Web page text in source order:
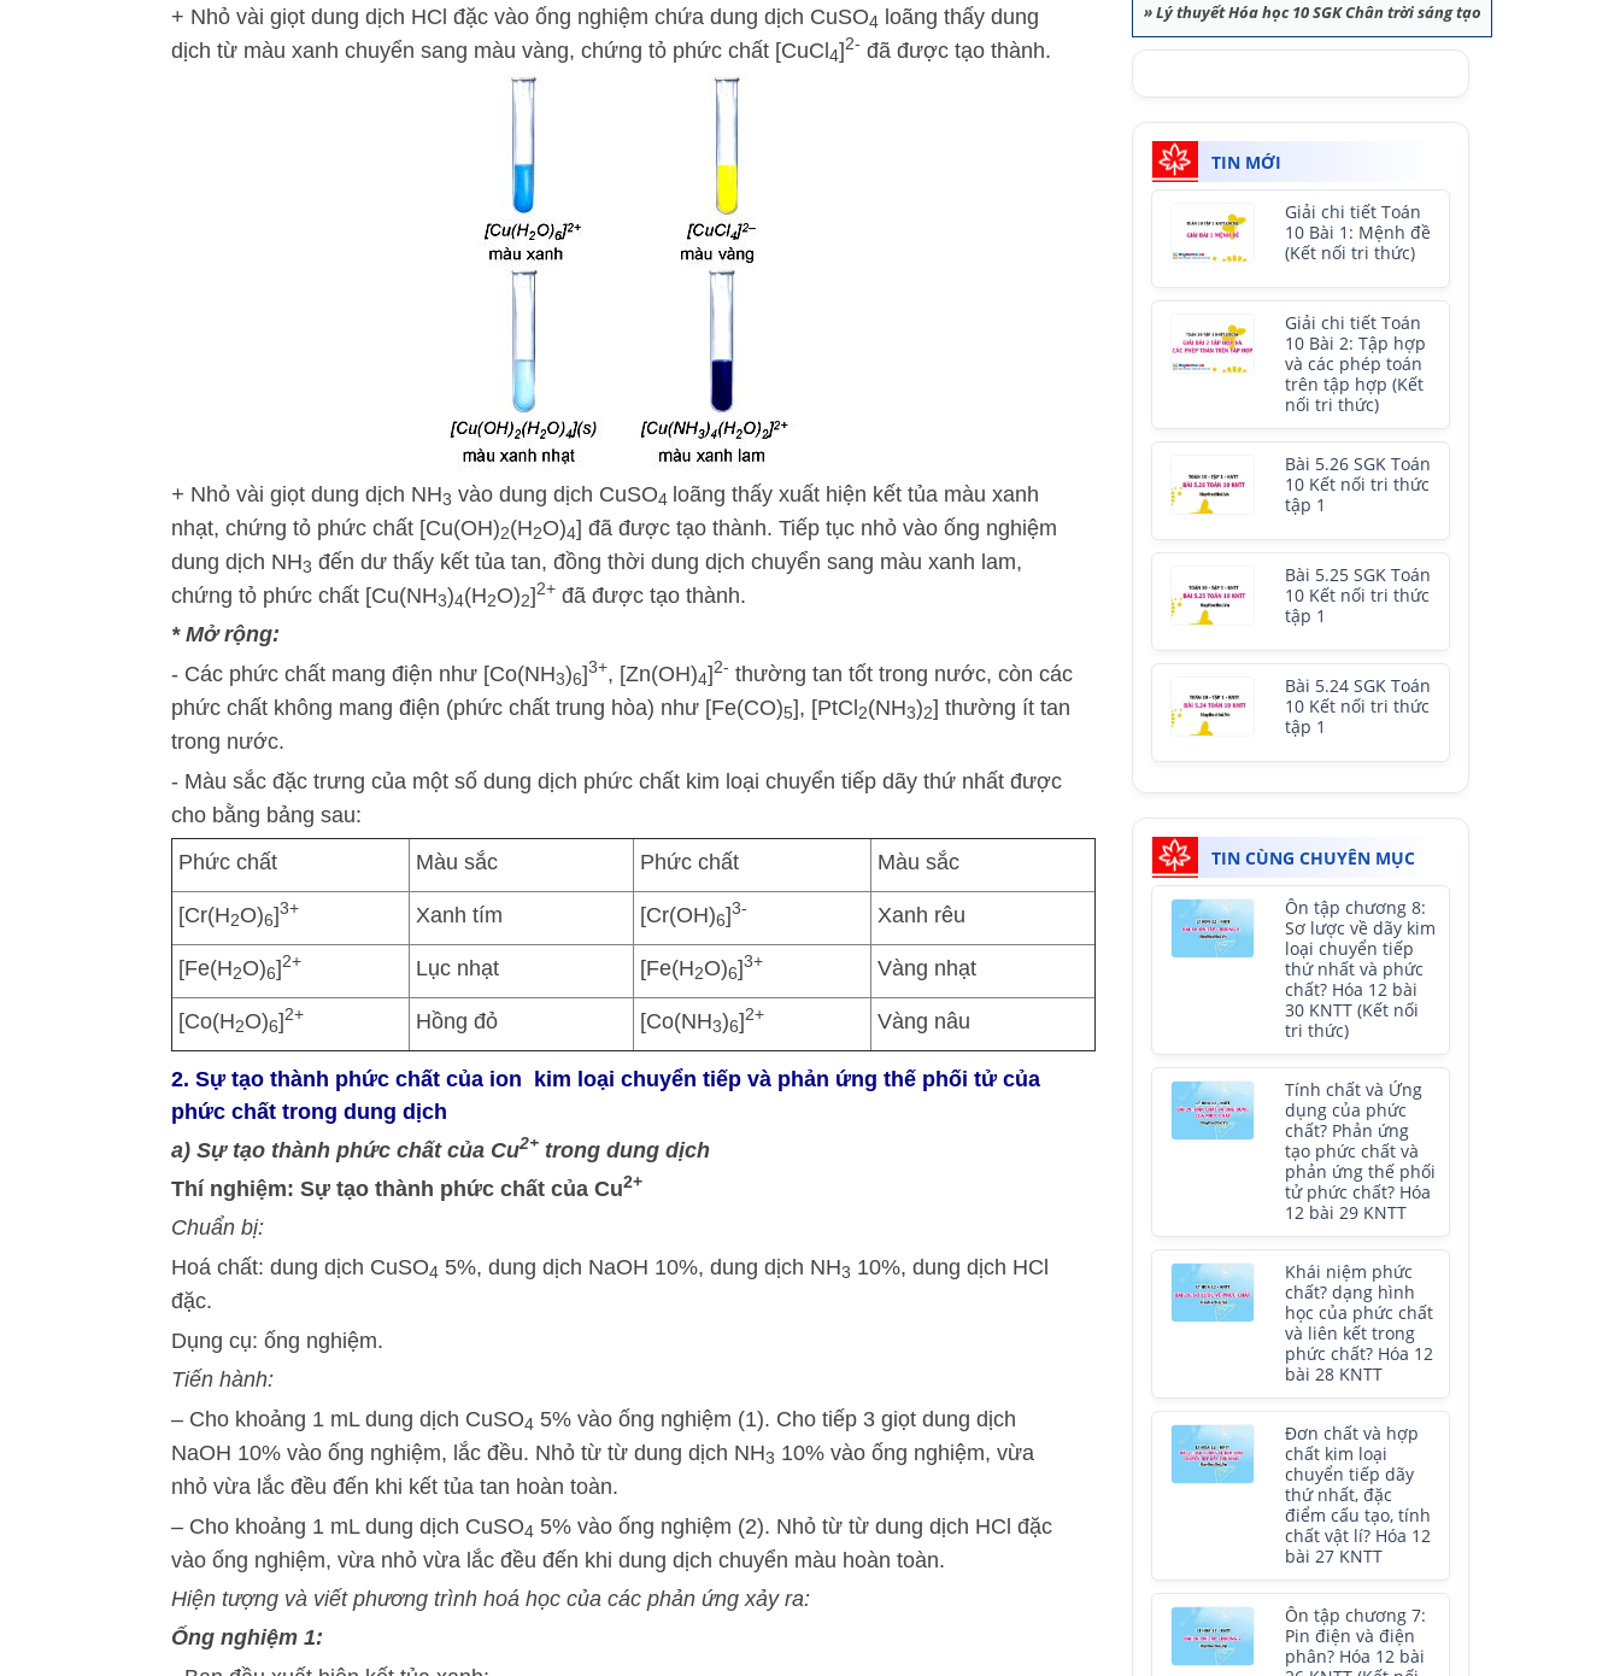
+ Nhỏ vài giọt dung dịch HCl đặc vào ống nghiệm chứa dung dịch CuSO4 loãng thấy dung
dịch từ màu xanh chuyển sang màu vàng, chứng tỏ phức chất [CuCl 4]2- đã được tạo thành.
+ Nhỏ vài giọt dung dịch NH3 vào dung dịch CuSO4 loãng thấy xuất hiện kết tủa màu xanh
nhạt, chứng tỏ phức chất [Cu(OH)2(H2O)4] đã được tạo thành. Tiếp tục nhỏ vào ống nghiệm
dung dịch NH3 đến dư thấy kết tủa tan, đồng thời dung dịch chuyển sang màu xanh lam,
chứng tỏ phức chất [Cu(NH3)4(H2O)2]2+ đã được tạo thành.
* Mở rộng:
- Các phức chất mang điện như [Co(NH3)6]3+, [Zn(OH)4]2- thường tan tốt trong nước, còn các
phức chất không mang điện (phức chất trung hòa) như [Fe(CO)5], [PtCl 2(NH3)2] thường ít tan
trong nước.
- Màu sắc đặc trưng của một số dung dịch phức chất kim loại chuyển tiếp dãy thứ nhất được
cho bằng bảng sau:
Phức chất
Màu sắc Phức chất Màu sắc
[Cr(H2O)6]3+ Xanh tím [Cr(OH)6]3- Xanh rêu
[Fe(H2O)6]2+ Lục nhạt [Fe(H2O)6]3+ Vàng nhạt
[Co(H2O)6]2+ Hồng đỏ [Co(NH3)6]2+ Vàng nâu
2. Sự tạo thành phức chất của ion kim loại chuyển tiếp và phản ứng thế phối tử của
phức chất trong dung dịch
a) Sự tạo thành phức chất của Cu2+ trong dung dịch
Thí nghiệm: Sự tạo thành phức chất của Cu2+
Chuẩn bị:
Hoá chất: dung dịch CuSO4 5%, dung dịch NaOH 10%, dung dịch NH3 10%, dung dịch HCl
đặc.
Dụng cụ: ống nghiệm.
Tiến hành:
– Cho khoảng 1 mL dung dịch CuSO4 5% vào ống nghiệm (1). Cho tiếp 3 giọt dung dịch
NaOH 10% vào ống nghiệm, lắc đều. Nhỏ từ từ dung dịch NH3 10% vào ống nghiệm, vừa
nhỏ vừa lắc đều đến khi kết tủa tan hoàn toàn.
– Cho khoảng 1 mL dung dịch CuSO4 5% vào ống nghiệm (2). Nhỏ từ từ dung dịch HCl đặc
vào ống nghiệm, vừa nhỏ vừa lắc đều đến khi dung dịch chuyển màu hoàn toàn.
Hiện tượng và viết phương trình hoá học của các phản ứng xảy ra:
Ống nghiệm 1:
»Lý thuyết Hóa học 10 SGK Chân trời sáng tạo
TIN MỚI
Giải chi tiết Toán
10 Bài 1: Mệnh đề
(Kết nối tri thức)
Giải chi tiết Toán
10 Bài 2: Tập hợp
và các phép toán
trên tập hợp (Kết
nối tri thức)
Bài 5.26 SGK Toán
10 Kết nối tri thức
tập 1
Bài 5.25 SGK Toán
10 Kết nối tri thức
tập 1
Bài 5.24 SGK Toán
10 Kết nối tri thức
tập 1
TIN CÙNG CHUYÊN MỤC
Ôn tập chương 8:
Sơ lược về dãy kim
loại chuyển tiếp
thứ nhất và phức
chất? Hóa 12 bài
30 KNTT (Kết nối
tri thức)
Tính chất và Ứng
dụng của phức
chất? Phản ứng
tạo phức chất và
phản ứng thế phối
tử phức chất? Hóa
12 bài 29 KNTT
Khái niệm phức
chất? dạng hình
học của phức chất
và liên kết trong
phức chất? Hóa 12
bài 28 KNTT
Đơn chất và hợp
chất kim loại
chuyển tiếp dãy
thứ nhất, đặc
điểm cấu tạo, tính
chất vật lí? Hóa 12
bài 27 KNTT
Ôn tập chương 7:
Pin điện và điện
phân? Hóa 12 bài